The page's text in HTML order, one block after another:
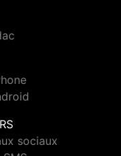
sociaux